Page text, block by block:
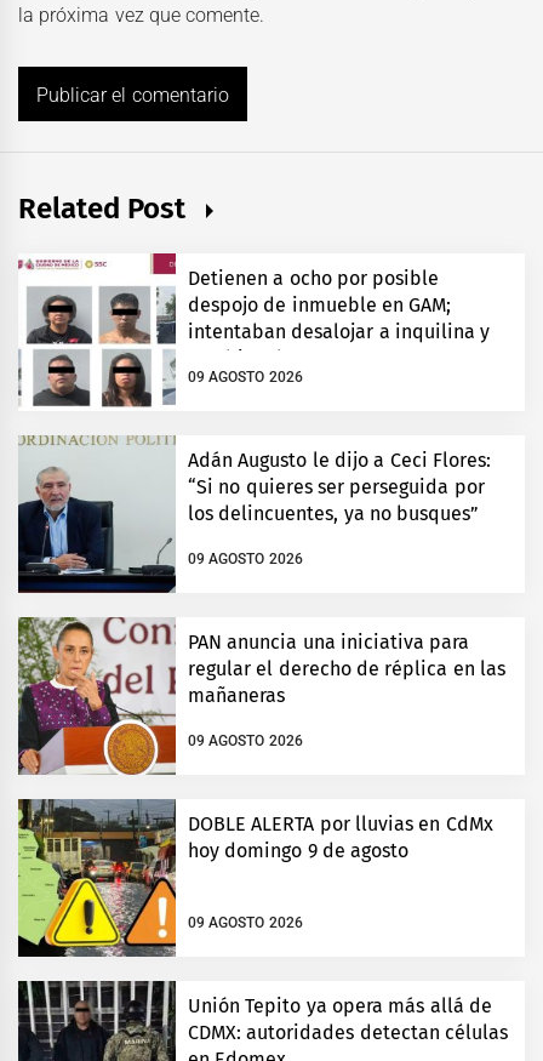
la próxima vez que comente.
Related Post
Detienen a ocho por posible
despojo de inmueble en GAM;
intentaban desalojar a inquilina y
cambiar chapas
09 AGOSTO 2026
Adán Augusto le dijo a Ceci Flores:
“Si no quieres ser perseguida por
los delincuentes, ya no busques”
09 AGOSTO 2026
PAN anuncia una iniciativa para
regular el derecho de réplica en las
mañaneras
09 AGOSTO 2026
DOBLE ALERTA por lluvias en CdMx
hoy domingo 9 de agosto
09 AGOSTO 2026
Unión Tepito ya opera más allá de
CDMX: autoridades detectan células